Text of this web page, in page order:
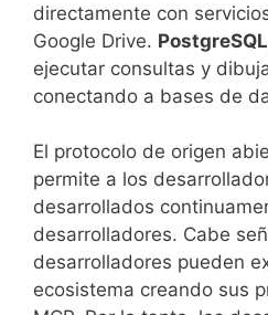
directamente con
Google Drive.
ejecutar consultas y
conectando a bases de
El protocolo de origen
permite a los
desarrollados
desarrolladores. Cabe
desarrolladores pueden
ecosistema creando sus